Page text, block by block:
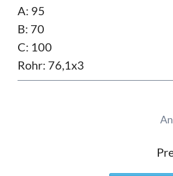
A: 95
B: 70
C: 100
Rohr: 76,1x3